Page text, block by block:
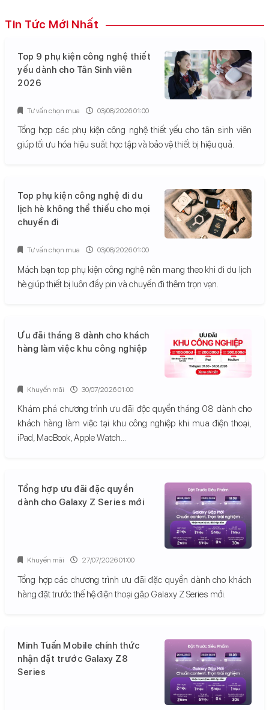
Tin Tức Mới Nhất
Top 9 phụ kiện công nghệ thiết
yếu dành cho Tân Sinh viên
2026
Tổng hợp các phụ kiện công nghệ thiết yếu cho tân sinh viên
giúp tối ưu hóa hiệu suất học tập và bảo vệ thiết bị hiệu quả.
Tư vấn chọn mua 03/08/2026 01:00
Top phụ kiện công nghệ đi du
lịch hè không thể thiếu cho mọi
chuyến đi
Mách bạn top phụ kiện công nghệ nên mang theo khi đi du lịch
hè giúp thiết bị luôn đầy pin và chuyến đi thêm trọn vẹn.
Tư vấn chọn mua 03/08/2026 01:00
Ưu đãi tháng 8 dành cho khách
hàng làm việc khu công nghiệp
Khám phá chương trình ưu đãi độc quyền tháng 08 dành cho
khách hàng làm việc tại khu công nghiệp khi mua điện thoại,
iPad, MacBook, Apple Watch...
Khuyến mãi 30/07/2026 01:00
Tổng hợp ưu đãi đặc quyền
dành cho Galaxy Z Series mới
Tổng hợp các chương trình ưu đãi đặc quyền dành cho khách
hàng đặt trước thế hệ điện thoại gập Galaxy Z Series mới.
Khuyến mãi 27/07/2026 01:00
Minh Tuấn Mobile chính thức
nhận đặt trước Galaxy Z8
Series